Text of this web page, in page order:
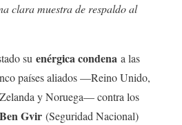
clara muestra de respaldo al
su enérgica condena a las
países aliados —Reino Unido,
y Noruega— contra los
Gvir (Seguridad Nacional)